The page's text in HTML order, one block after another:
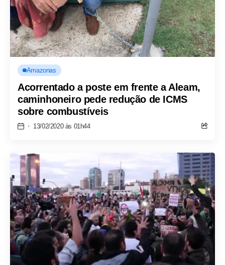
Amazonas
Acorrentado a poste em frente a Aleam,
caminhoneiro pede redução de ICMS
sobre combustíveis
13/02/2020 às 01h44